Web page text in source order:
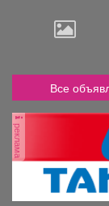
Все
реклама